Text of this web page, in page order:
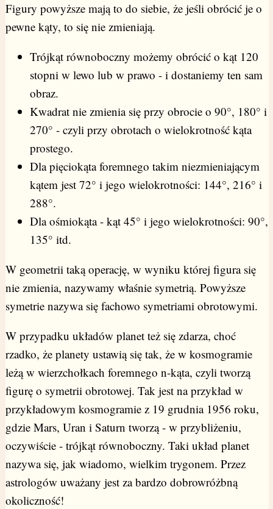
Figury powyższe mają to do siebie, że jeśli obrócić je o
pewne kąty, to się nie zmieniają.
Trójkąt równoboczny możemy obrócić o kąt 120
stopni w lewo lub w prawo - i dostaniemy ten sam
obraz.
Kwadrat nie zmienia się przy obrocie o 90°, 180° i
270° - czyli przy obrotach o wielokrotność kąta
prostego.
Dla pięciokąta foremnego takim niezmieniającym
kątem jest 72° i jego wielokrotności: 144°, 216° i
288°.
Dla ośmiokąta - kąt 45° i jego wielokrotności: 90°,
135° itd.
W geometrii taką operację, w wyniku której figura się
nie zmienia, nazywamy właśnie symetrią. Powyższe
symetrie nazywa się fachowo symetriami obrotowymi.
W przypadku układów planet też się zdarza, choć
rzadko, że planety ustawią się tak, że w kosmogramie
leżą w wierzchołkach foremnego n-kąta, czyli tworzą
figurę o symetrii obrotowej. Tak jest na przykład w
przykładowym kosmogramie z 19 grudnia 1956 roku,
gdzie Mars, Uran i Saturn tworzą - w przybliżeniu,
oczywiście - trójkąt równoboczny. Taki układ planet
nazywa się, jak wiadomo, wielkim trygonem. Przez
astrologów uważany jest za bardzo dobrowróżbną
okoliczność!